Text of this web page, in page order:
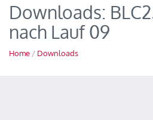
Downloads:
nach Lauf 09
Home / Downloads